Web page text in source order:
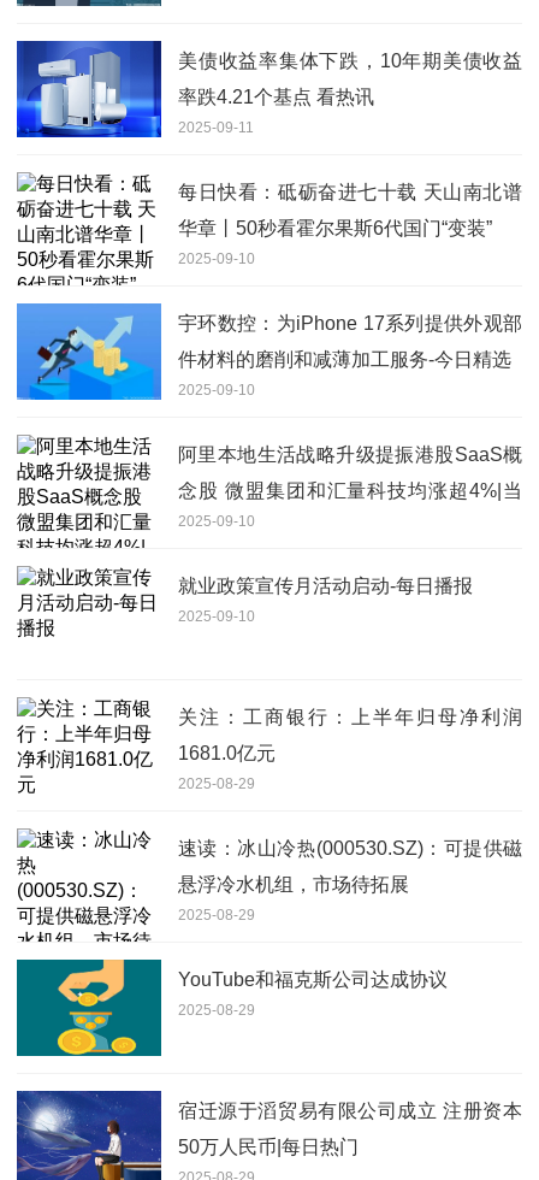
美债收益率集体下跌，10年期美债收益
率跌4.21个基点 看热讯
2025-09-11
每日快看：砥砺奋进七十载 天山南北谱
华章丨50秒看霍尔果斯6代国门“变装”
2025-09-10
宇环数控：为iPhone 17系列提供外观部
件材料的磨削和减薄加工服务-今日精选
2025-09-10
阿里本地生活战略升级提振港股SaaS概
念股 微盟集团和汇量科技均涨超4%|当
前热点
2025-09-10
就业政策宣传月活动启动-每日播报
2025-09-10
关注：工商银行：上半年归母净利润
1681.0亿元
2025-08-29
速读：冰山冷热(000530.SZ)：可提供磁
悬浮冷水机组，市场待拓展
2025-08-29
YouTube和福克斯公司达成协议
2025-08-29
宿迁源于滔贸易有限公司成立 注册资本
50万人民币|每日热门